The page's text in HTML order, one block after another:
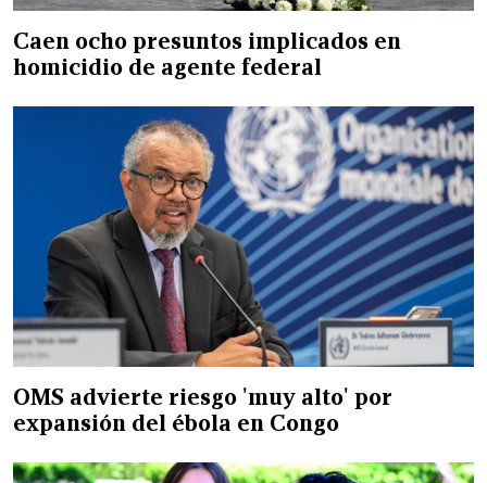
Caen ocho presuntos implicados en
homicidio de agente federal
OMS advierte riesgo 'muy alto' por
expansión del ébola en Congo